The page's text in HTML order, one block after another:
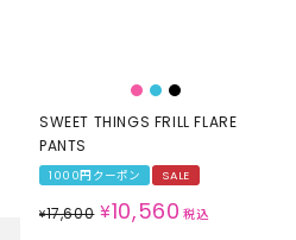
SWEET THINGS FRILL FLARE
PANTS
1000円クーポン SALE
¥17,600 ¥10,560 税込